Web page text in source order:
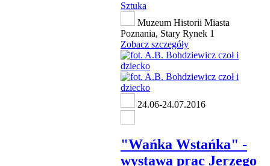
Sztuka
Muzeum Historii Miasta
Poznania, Stary Rynek 1
Zobacz szczegóły
24.06-24.07.2016
"Wańka Wstańka" -
wystawa prac Jerzego